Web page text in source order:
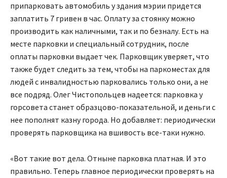
припарковать автомобиль у здания мэрии придется
заплатить 7 гривен в час. Оплату за стоянку можно
производить как наличными, так и по безналу. Есть на
месте парковки и специальный сотрудник, после
оплаты парковки выдает чек. Парковщик уверяет, что
также будет следить за тем, чтобы на паркоместах для
людей с инвалидностью парковались только они, а не
все подряд. Олег Чистопольцев надеется: парковка у
горсовета станет образцово-показательной, и деньги с
нее пополнят казну города. Но добавляет: периодически
проверять парковщика на вшивость все-таки нужно.
«Вот такие вот дела. Отныне парковка платная. И это
правильно. Теперь главное периодически проверять на